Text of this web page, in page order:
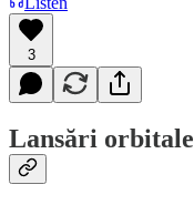
3
Lansări orbitale